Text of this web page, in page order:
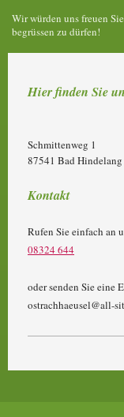
Wir würden uns freuen
begrüssen zu dürfen!
Hier finden Sie
Schmittenweg 1
87541 Bad Hindelang
Kontakt
Rufen Sie einfach an
08324 644
oder senden Sie eine
ostrachhaeusel@all-